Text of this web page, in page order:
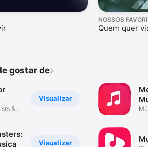
NOSSOS
Quem quer
gostar de
Visualizar
&
Visualizar